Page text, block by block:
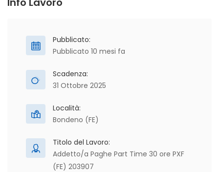
Pubblicato:
Pubblicato 10 mesi fa
Scadenza:
31 Ottobre 2025
Località:
Bondeno (FE)
Titolo del Lavoro:
Addetto/a Paghe Part Time 30 ore PXF
(FE) 203907